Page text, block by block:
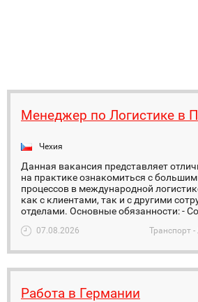
Менеджер по Логистике в
Чехия
Данная вакансия представляет
на практике ознакомиться с
процессов в международной
как с клиентами, так и с другими
отделами. Основные обязанности: -
07.08.2026 Транспорт
Работа в Германии